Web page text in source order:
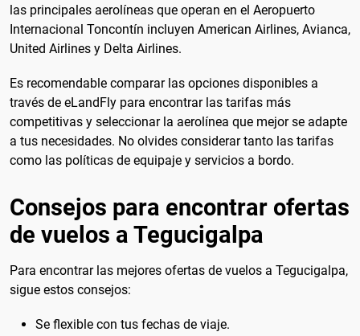
las principales aerolíneas que operan en el Aeropuerto
Internacional Toncontín incluyen American Airlines, Avianca,
United Airlines y Delta Airlines.
Es recomendable comparar las opciones disponibles a
través de eLandFly para encontrar las tarifas más
competitivas y seleccionar la aerolínea que mejor se adapte
a tus necesidades. No olvides considerar tanto las tarifas
como las políticas de equipaje y servicios a bordo.
Consejos para encontrar ofertas
de vuelos a Tegucigalpa
Para encontrar las mejores ofertas de vuelos a Tegucigalpa,
sigue estos consejos:
Se flexible con tus fechas de viaje.